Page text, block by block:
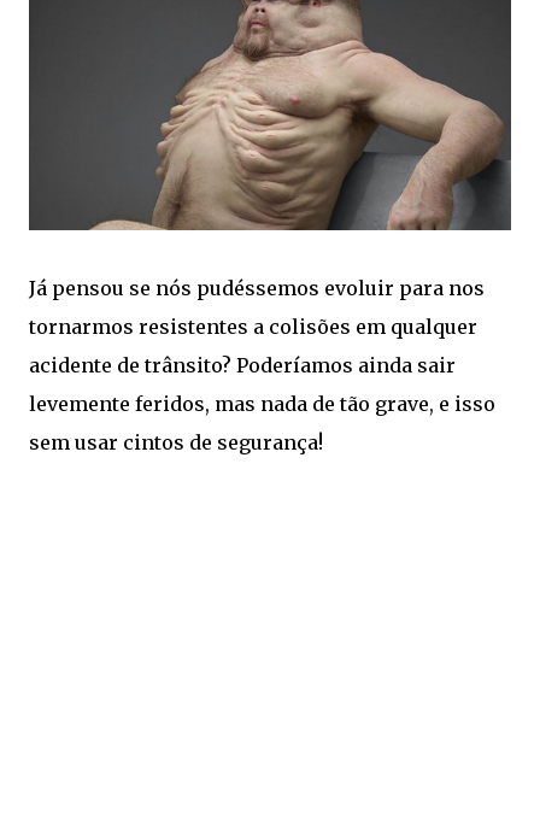
Já pensou se nós pudéssemos evoluir para nos
tornarmos resistentes a colisões em qualquer
acidente de trânsito? Poderíamos ainda sair
levemente feridos, mas nada de tão grave, e isso
sem usar cintos de segurança!